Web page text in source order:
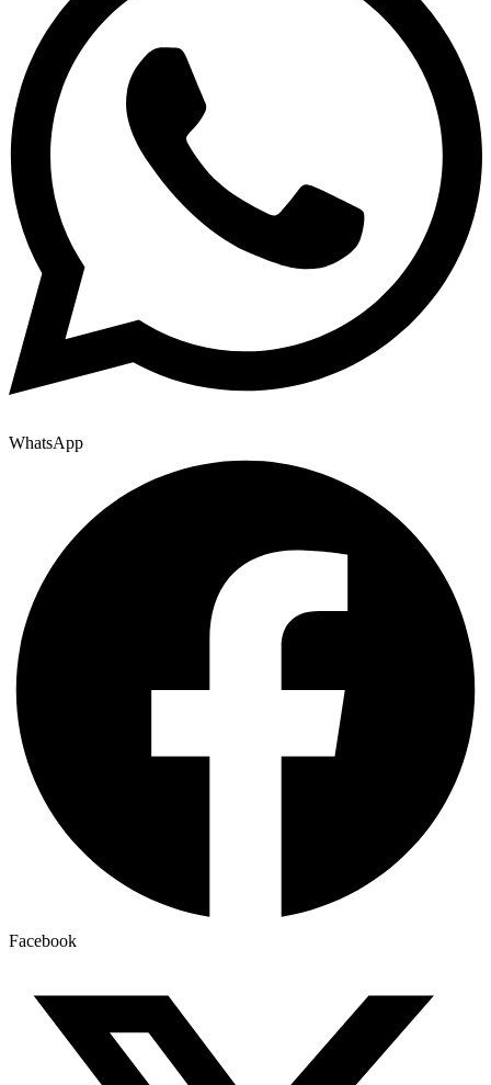
WhatsApp
Facebook